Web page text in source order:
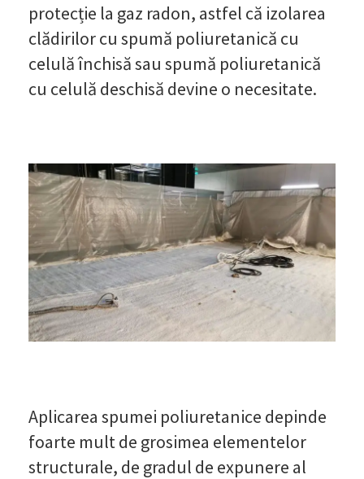
protecție la gaz radon, astfel că izolarea
clădirilor cu spumă poliuretanică cu
celulă închisă sau spumă poliuretanică
cu celulă deschisă devine o necesitate.
Aplicarea spumei poliuretanice depinde
foarte mult de grosimea elementelor
structurale, de gradul de expunere al